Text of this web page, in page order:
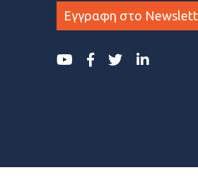
Εγγραφη στο